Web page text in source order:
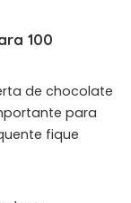
100
de chocolate
para
fique